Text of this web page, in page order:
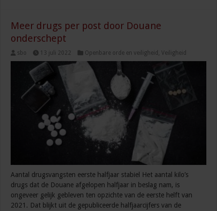
Meer drugs per post door Douane
onderschept
sbo 13 juli 2022 Openbare orde en veiligheid ,Veiligheid
Aantal drugsvangsten eerste halfjaar stabiel Het aantal kilo’s
drugs dat de Douane afgelopen halfjaar in beslag nam, is
ongeveer gelijk gebleven ten opzichte van de eerste helft van
2021. Dat blijkt uit de gepubliceerde halfjaarcijfers van de